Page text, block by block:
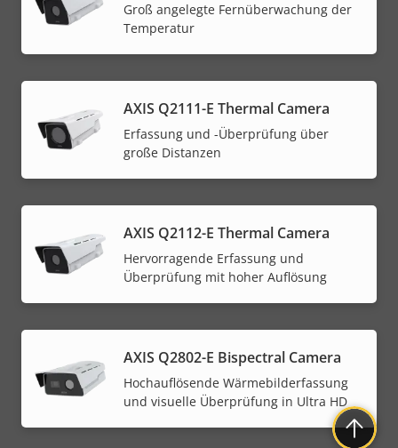
Groß angelegte Fernüberwachung der
Temperatur
AXIS Q2111-E Thermal Camera
Erfassung und -Überprüfung über
große Distanzen
AXIS Q2112-E Thermal Camera
Hervorragende Erfassung und
Überprüfung mit hoher Auflösung
AXIS Q2802-E Bispectral Camera
Hochauflösende Wärmebilderfassung
und visuelle Überprüfung in Ultra HD​